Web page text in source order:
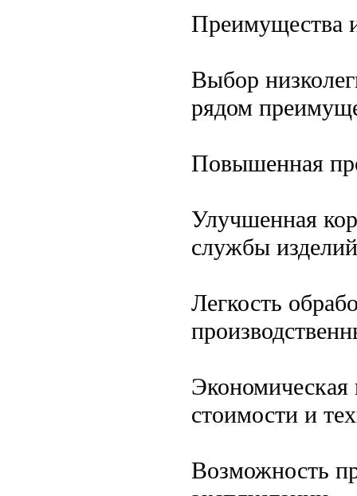
Преимущества
Выбор
рядом
Повышенная
Улучшенная
службы
Легкость
Экономическая
стоимости и
Возможность